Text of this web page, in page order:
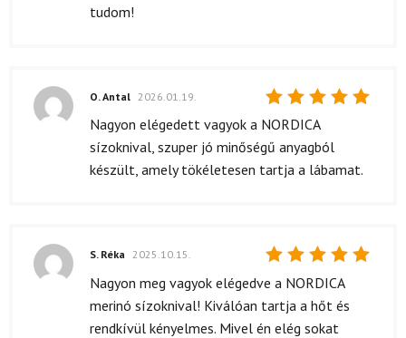
tudom!
Értékelés:
O. Antal 2026.01.19.
Nagyon elégedett vagyok a NORDICA
sízoknival, szuper jó minőségű anyagból
készült, amely tökéletesen tartja a lábamat.
Értékelés:
S. Réka 2025.10.15.
Nagyon meg vagyok elégedve a NORDICA
merinó sízoknival! Kiválóan tartja a hőt és
rendkívül kényelmes. Mivel én elég sokat